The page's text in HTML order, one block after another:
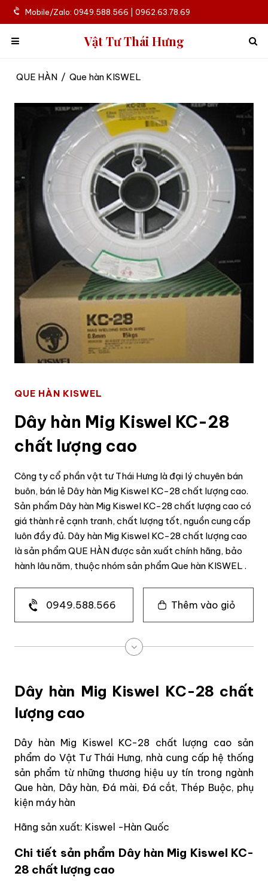
Mobile/Zalo: 0949.588.566 | 0962.63.78.69
Vật Tư Thái Hưng
QUE HÀN / Que hàn KISWEL
QUE HÀN KISWEL
Dây hàn Mig Kiswel KC-28
chất lượng cao
Công ty cổ phần vật tư Thái Hưng là đại lý chuyên bán
buôn, bán lẻ Dây hàn Mig Kiswel KC-28 chất lượng cao.
Sản phẩm Dây hàn Mig Kiswel KC-28 chất lượng cao có
giá thành rẻ cạnh tranh, chất lượng tốt, nguồn cung cấp
luôn đầy đủ. Dây hàn Mig Kiswel KC-28 chất lượng cao
là sản phẩm QUE HÀN được sản xuất chính hãng, bảo
hành lâu năm, thuộc nhóm sản phẩm Que hàn KISWEL .
0949.588.566 Thêm vào giỏ
Dây hàn Mig Kiswel KC-28 chất
lượng cao
Dây hàn Mig Kiswel KC-28 chất lượng cao sản
phẩm do Vật Tư Thái Hưng, nhà cung cấp hệ thống
sản phẩm từ những thương hiệu uy tín trong ngành
Que hàn, Dây hàn, Đá mài, Đá cắt, Thép Buộc, phụ
kiện máy hàn
Hãng sản xuất: Kiswel -Hàn Quốc
Chi tiết sản phẩm Dây hàn Mig Kiswel KC-
28 chất lượng cao